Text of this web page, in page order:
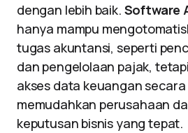
dengan lebih baik. Software
hanya mampu
tugas akuntansi, seperti
dan pengelolaan pajak,
akses data keuangan
memudahkan perusahaan
keputusan bisnis yang tepat.